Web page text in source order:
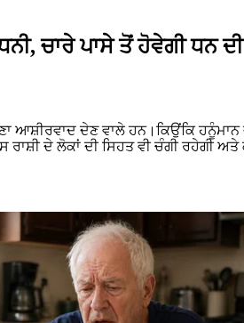
ਚਾਰੇ ਪਾਸੇ ਤੋਂ ਹੋਵੇਗੀ ਧਨ ਦੀ
ਆਸ਼ੀਰਵਾਦ ਦੇਣ ਵਾਲੇ ਹਨ।ਕਿਉਂਕਿ
ਦੇ ਲੋਕਾਂ ਦੀ ਸਿਹਤ ਵੀ ਚੰਗੀ ਰਹੇਗੀ